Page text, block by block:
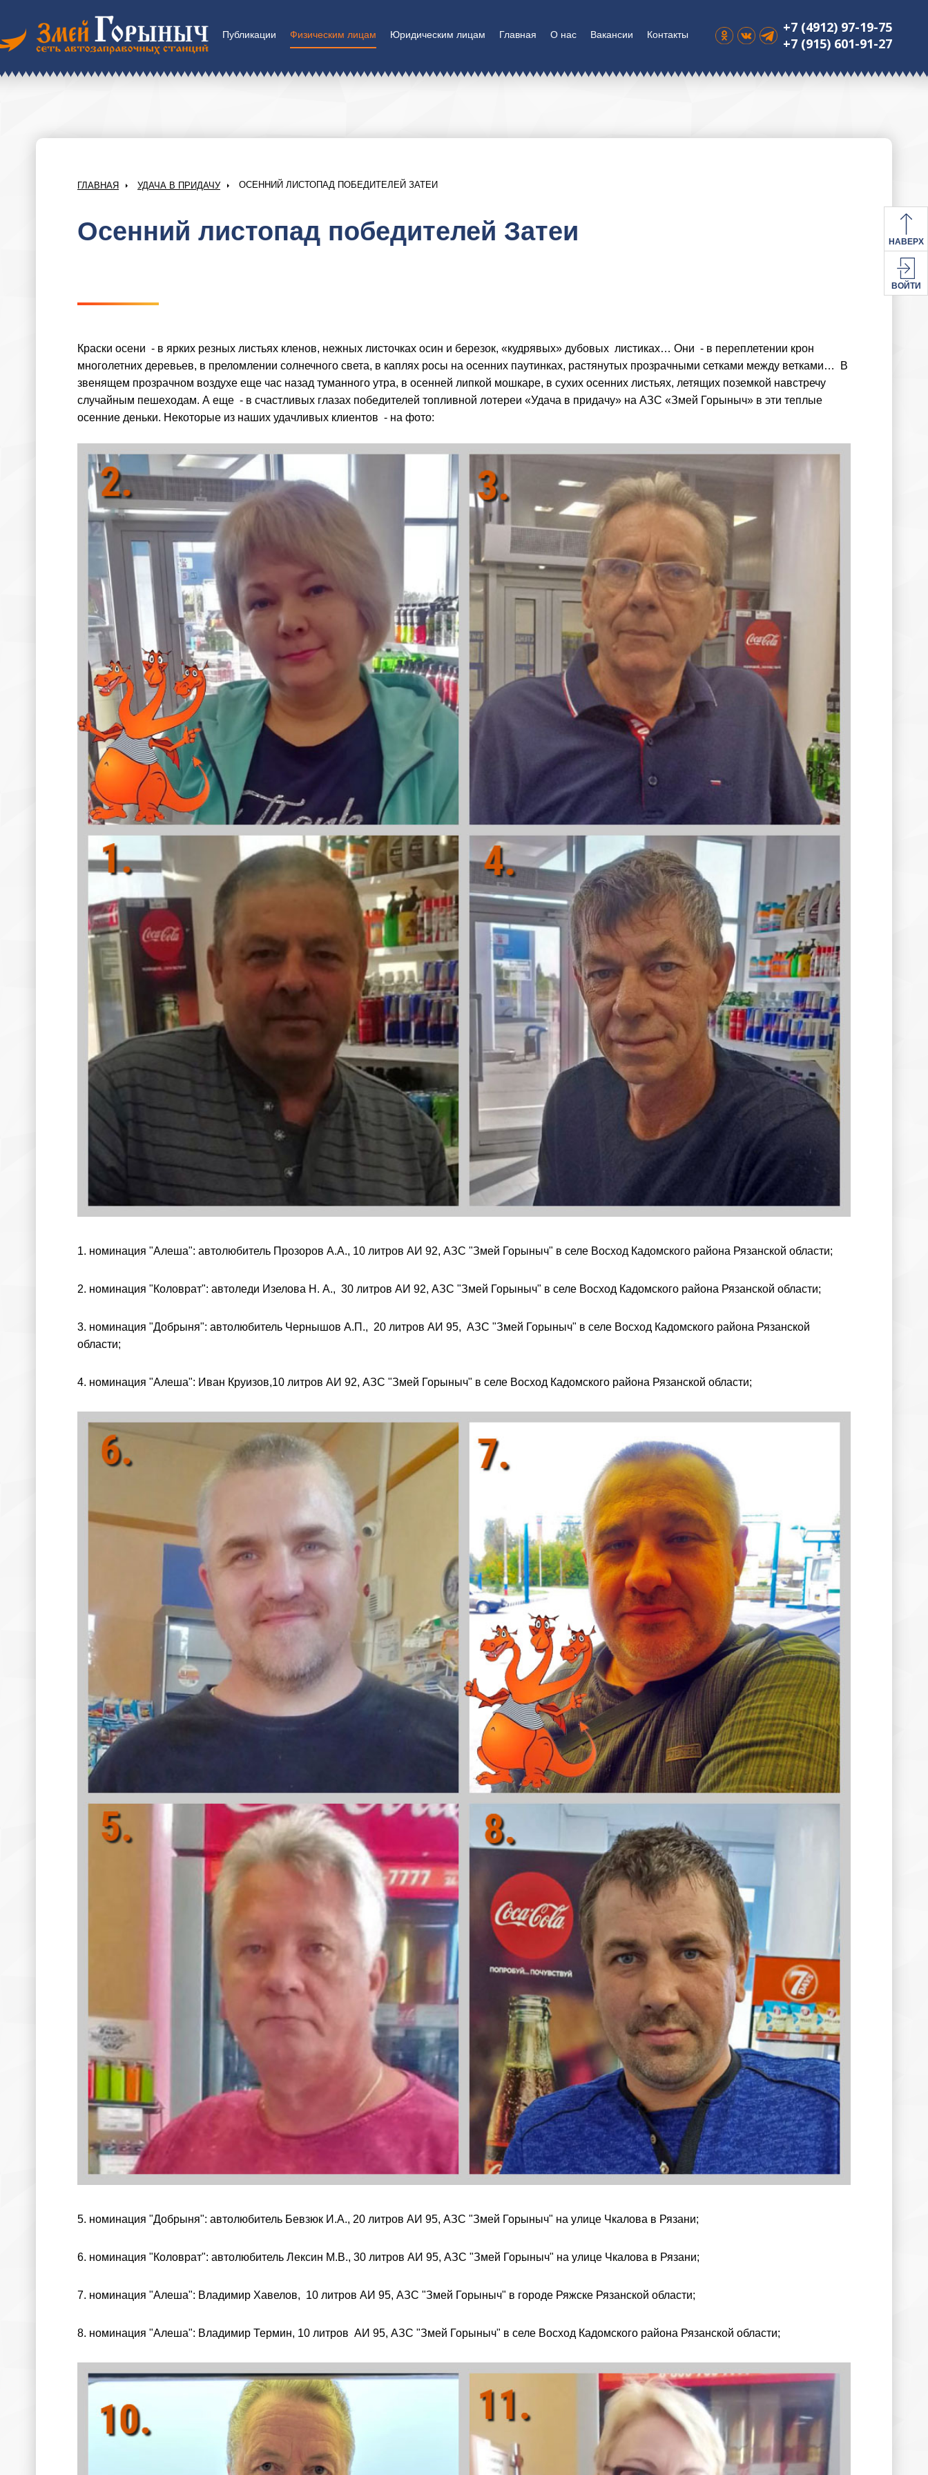
НАВЕРХ
ВОЙТИ
Публикации Физическим лицам Юридическим лицам Главная О нас Вакансии Контакты
+7 (4912) 97-19-75
+7 (915) 601-91-27
ГЛАВНАЯ УДАЧА В ПРИДАЧУ ОСЕННИЙ ЛИСТОПАД ПОБЕДИТЕЛЕЙ ЗАТЕИ
Осенний листопад победителей Затеи
Краски осени - в ярких резных листьях кленов, нежных листочках осин и березок, «кудрявых» дубовых листиках… Они - в переплетении крон
многолетних деревьев, в преломлении солнечного света, в каплях росы на осенних паутинках, растянутых прозрачными сетками между ветками… В
звенящем прозрачном воздухе еще час назад туманного утра, в осенней липкой мошкаре, в сухих осенних листьях, летящих поземкой навстречу
случайным пешеходам. А еще - в счастливых глазах победителей топливной лотереи «Удача в придачу» на АЗС «Змей Горыныч» в эти теплые
осенние деньки. Некоторые из наших удачливых клиентов - на фото:
1. номинация "Алеша": автолюбитель Прозоров А.А., 10 литров АИ 92, АЗС "Змей Горыныч" в селе Восход Кадомского района Рязанской области;
2. номинация "Коловрат": автоледи Изелова Н. А., 30 литров АИ 92, АЗС "Змей Горыныч" в селе Восход Кадомского района Рязанской области;
3. номинация "Добрыня": автолюбитель Чернышов А.П., 20 литров АИ 95, АЗС "Змей Горыныч" в селе Восход Кадомского района Рязанской
области;
4. номинация "Алеша": Иван Круизов,10 литров АИ 92, АЗС "Змей Горыныч" в селе Восход Кадомского района Рязанской области;
5. номинация "Добрыня": автолюбитель Бевзюк И.А., 20 литров АИ 95, АЗС "Змей Горыныч" на улице Чкалова в Рязани;
6. номинация "Коловрат": автолюбитель Лексин М.В., 30 литров АИ 95, АЗС "Змей Горыныч" на улице Чкалова в Рязани;
7. номинация "Алеша": Владимир Хавелов, 10 литров АИ 95, АЗС "Змей Горыныч" в городе Ряжске Рязанской области;
8. номинация "Алеша": Владимир Термин, 10 литров АИ 95, АЗС "Змей Горыныч" в селе Восход Кадомского района Рязанской области;